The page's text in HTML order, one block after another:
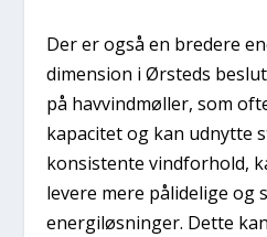
Der er også en bredere
dimension i Ørsteds
på havvindmøller, som
kapacitet og kan udnytte
konsistente vindforhold,
levere mere pålidelige og
energiløsninger. Dette